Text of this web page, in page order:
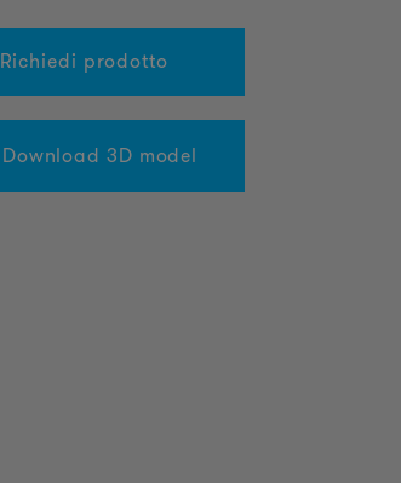
Richiedi prodotto
Download 3D model